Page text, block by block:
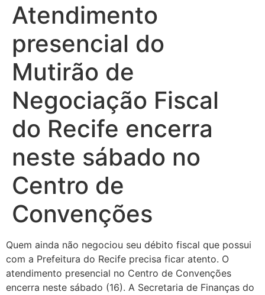
Atendimento
presencial do
Mutirão de
Negociação Fiscal
do Recife encerra
neste sábado no
Centro de
Convenções
Quem ainda não negociou seu débito fiscal que possui
com a Prefeitura do Recife precisa ficar atento. O
atendimento presencial no Centro de Convenções
encerra neste sábado (16). A Secretaria de Finanças do